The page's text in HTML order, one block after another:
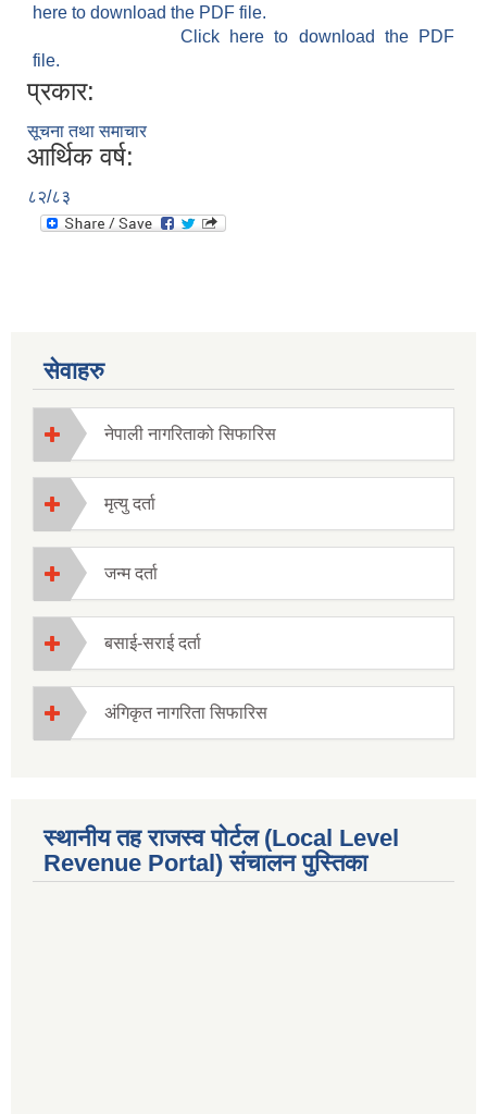
here to download the PDF file.
Click here to download the PDF
file.
प्रकार:
सूचना तथा समाचार
आर्थिक वर्ष:
८२/८३
सेवाहरु
नेपाली नागरिताको सिफारिस
मृत्यु दर्ता
जन्म दर्ता
बसाई-सराई दर्ता
अंगिकृत नागरिता सिफारिस
स्थानीय तह राजस्व पोर्टल (Local Level
Revenue Portal) संचालन पुस्तिका